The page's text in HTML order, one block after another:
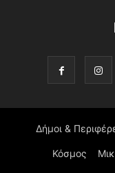
Δήμοι &
Κόσμος